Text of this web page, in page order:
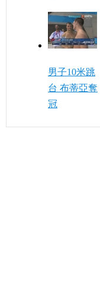
男子10米跳
台 布蒂亞奪
冠